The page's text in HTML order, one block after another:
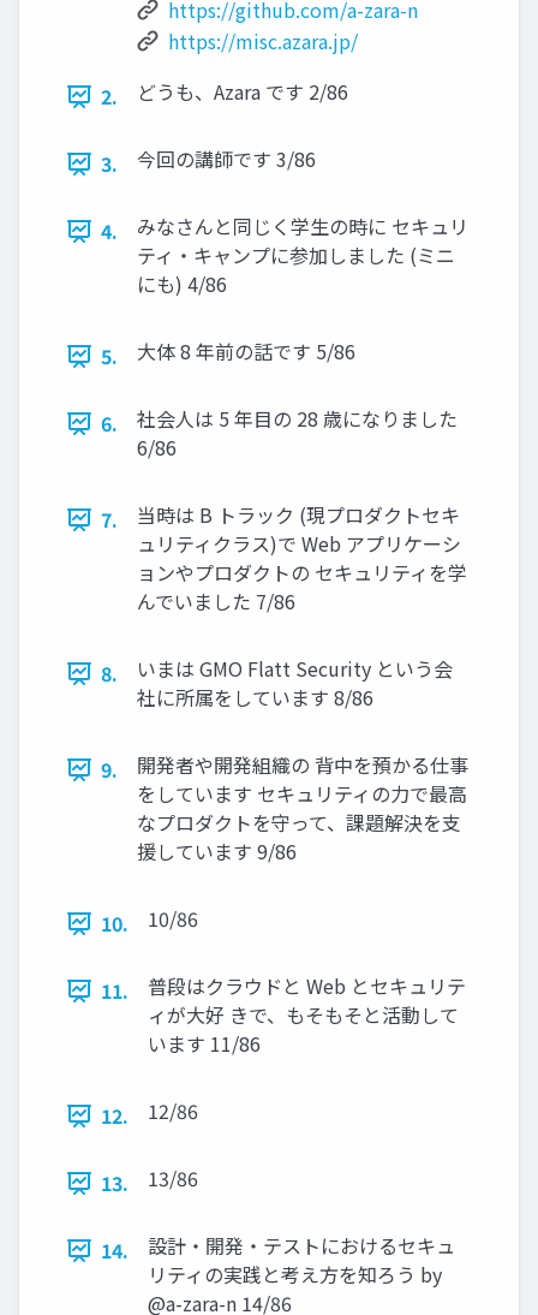
https://github.com/a-zara-n
https://misc.azara.jp/
2.
どうも、Azara です 2/86
3. 今回の講師です 3/86
4.
みなさんと同じく学生の時に セキュリ
ティ・キャンプに参加しました (ミニ
にも) 4/86
5. 大体 8 年前の話です 5/86
6.
社会人は 5 年目の 28 歳になりました
6/86
7.
当時は B トラック (現プロダクトセキ
ュリティクラス)で Web アプリケーシ
ョンやプロダクトの セキュリティを学
んでいました 7/86
8.
いまは GMO Flatt Security という会
社に所属をしています 8/86
9.
開発者や開発組織の 背中を預かる仕事
をしています セキュリティの力で最高
なプロダクトを守って、課題解決を支
援しています 9/86
10. 10/86
11.
普段はクラウドと Web とセキュリテ
ィが大好 きで、もそもそと活動して
います 11/86
12. 12/86
13. 13/86
14.
設計・開発・テストにおけるセキュ
リティの実践と考え方を知ろう by
@a-zara-n 14/86